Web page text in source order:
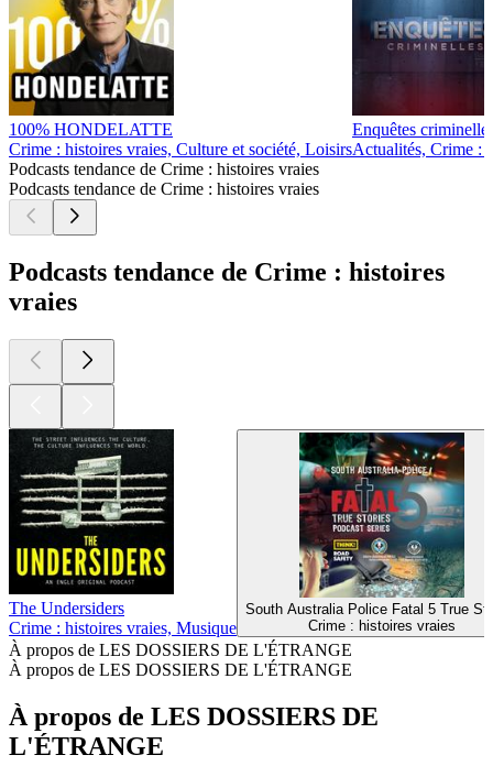
100% HONDELATTE
Crime : histoires vraies, Culture et société, Loisirs
Enquêtes
Actualités, Crime :
Podcasts tendance de Crime : histoires vraies
Podcasts tendance de Crime : histoires vraies
Podcasts tendance de Crime : histoires
vraies
The Undersiders
Crime : histoires vraies, Musique
South Australia Police Fatal 5 True
Crime : histoires vraies
À propos de LES DOSSIERS DE L'ÉTRANGE
À propos de LES DOSSIERS DE L'ÉTRANGE
À propos de LES DOSSIERS DE
L'ÉTRANGE